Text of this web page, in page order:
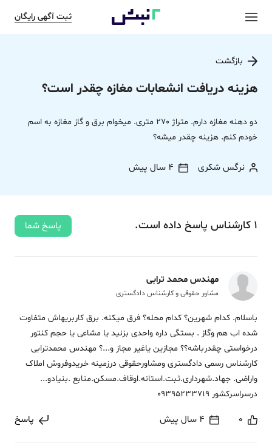
ثبت آگهی رایگان
بازگشت
هزینه دریافت انشعابات مغازه چقدر است؟
دو دهنه مغازه دارم. متراژ ٢٧٠ متری. میخوام برق و گاز مغازه به اسم
خودم کنم. هزینه چقدر میشه؟
نرگس شکری 4 سال پیش
1 کارشناس پاسخ داده‌ است. پاسخ شما
مهندس محمد ترابی
مشاور حقوقی و کارشناس دادگستری
باسلام. کدام شهرین؟ کدام محله؟ فرق میکنه. برق کاربریهاش متفاوت
شده اب هم وگاز . بستگی داره واحدی بزنید یا مشاعی یا حجم کنتور
درخواستی چقدرباشه؟؟ مجازین یاغیر مجاز و...؟ مهندس محمدترابی
کارشناس رسمی دادگستری ومشاورحقوقی درزمینه خریدوفروش املاک
واراضی. جهاد.شهرداری.ثبت.استانه.اوقاف.مسکن.منابع .بنیادو...
درسراسرکشور 09395233719
0 4 سال پیش پاسخ